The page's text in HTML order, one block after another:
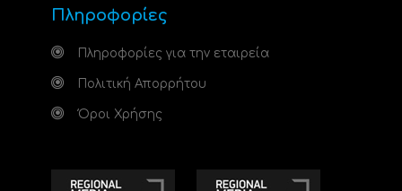
Πληροφορίες
Πληροφορίες για την εταιρεία
Πολιτική Απορρήτου
Όροι Χρήσης